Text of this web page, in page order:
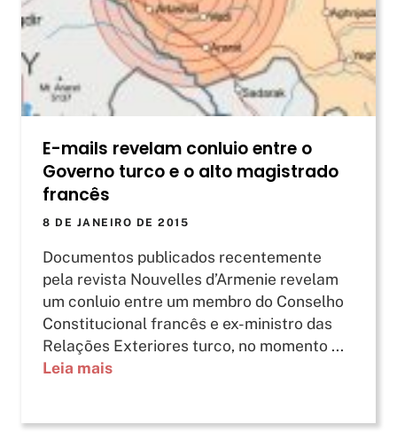
E-mails revelam conluio entre o
Governo turco e o alto magistrado
francês
8 DE JANEIRO DE 2015
Documentos publicados recentemente
pela revista Nouvelles d’Armenie revelam
um conluio entre um membro do Conselho
Constitucional francês e ex-ministro das
Relações Exteriores turco, no momento ...
Leia mais